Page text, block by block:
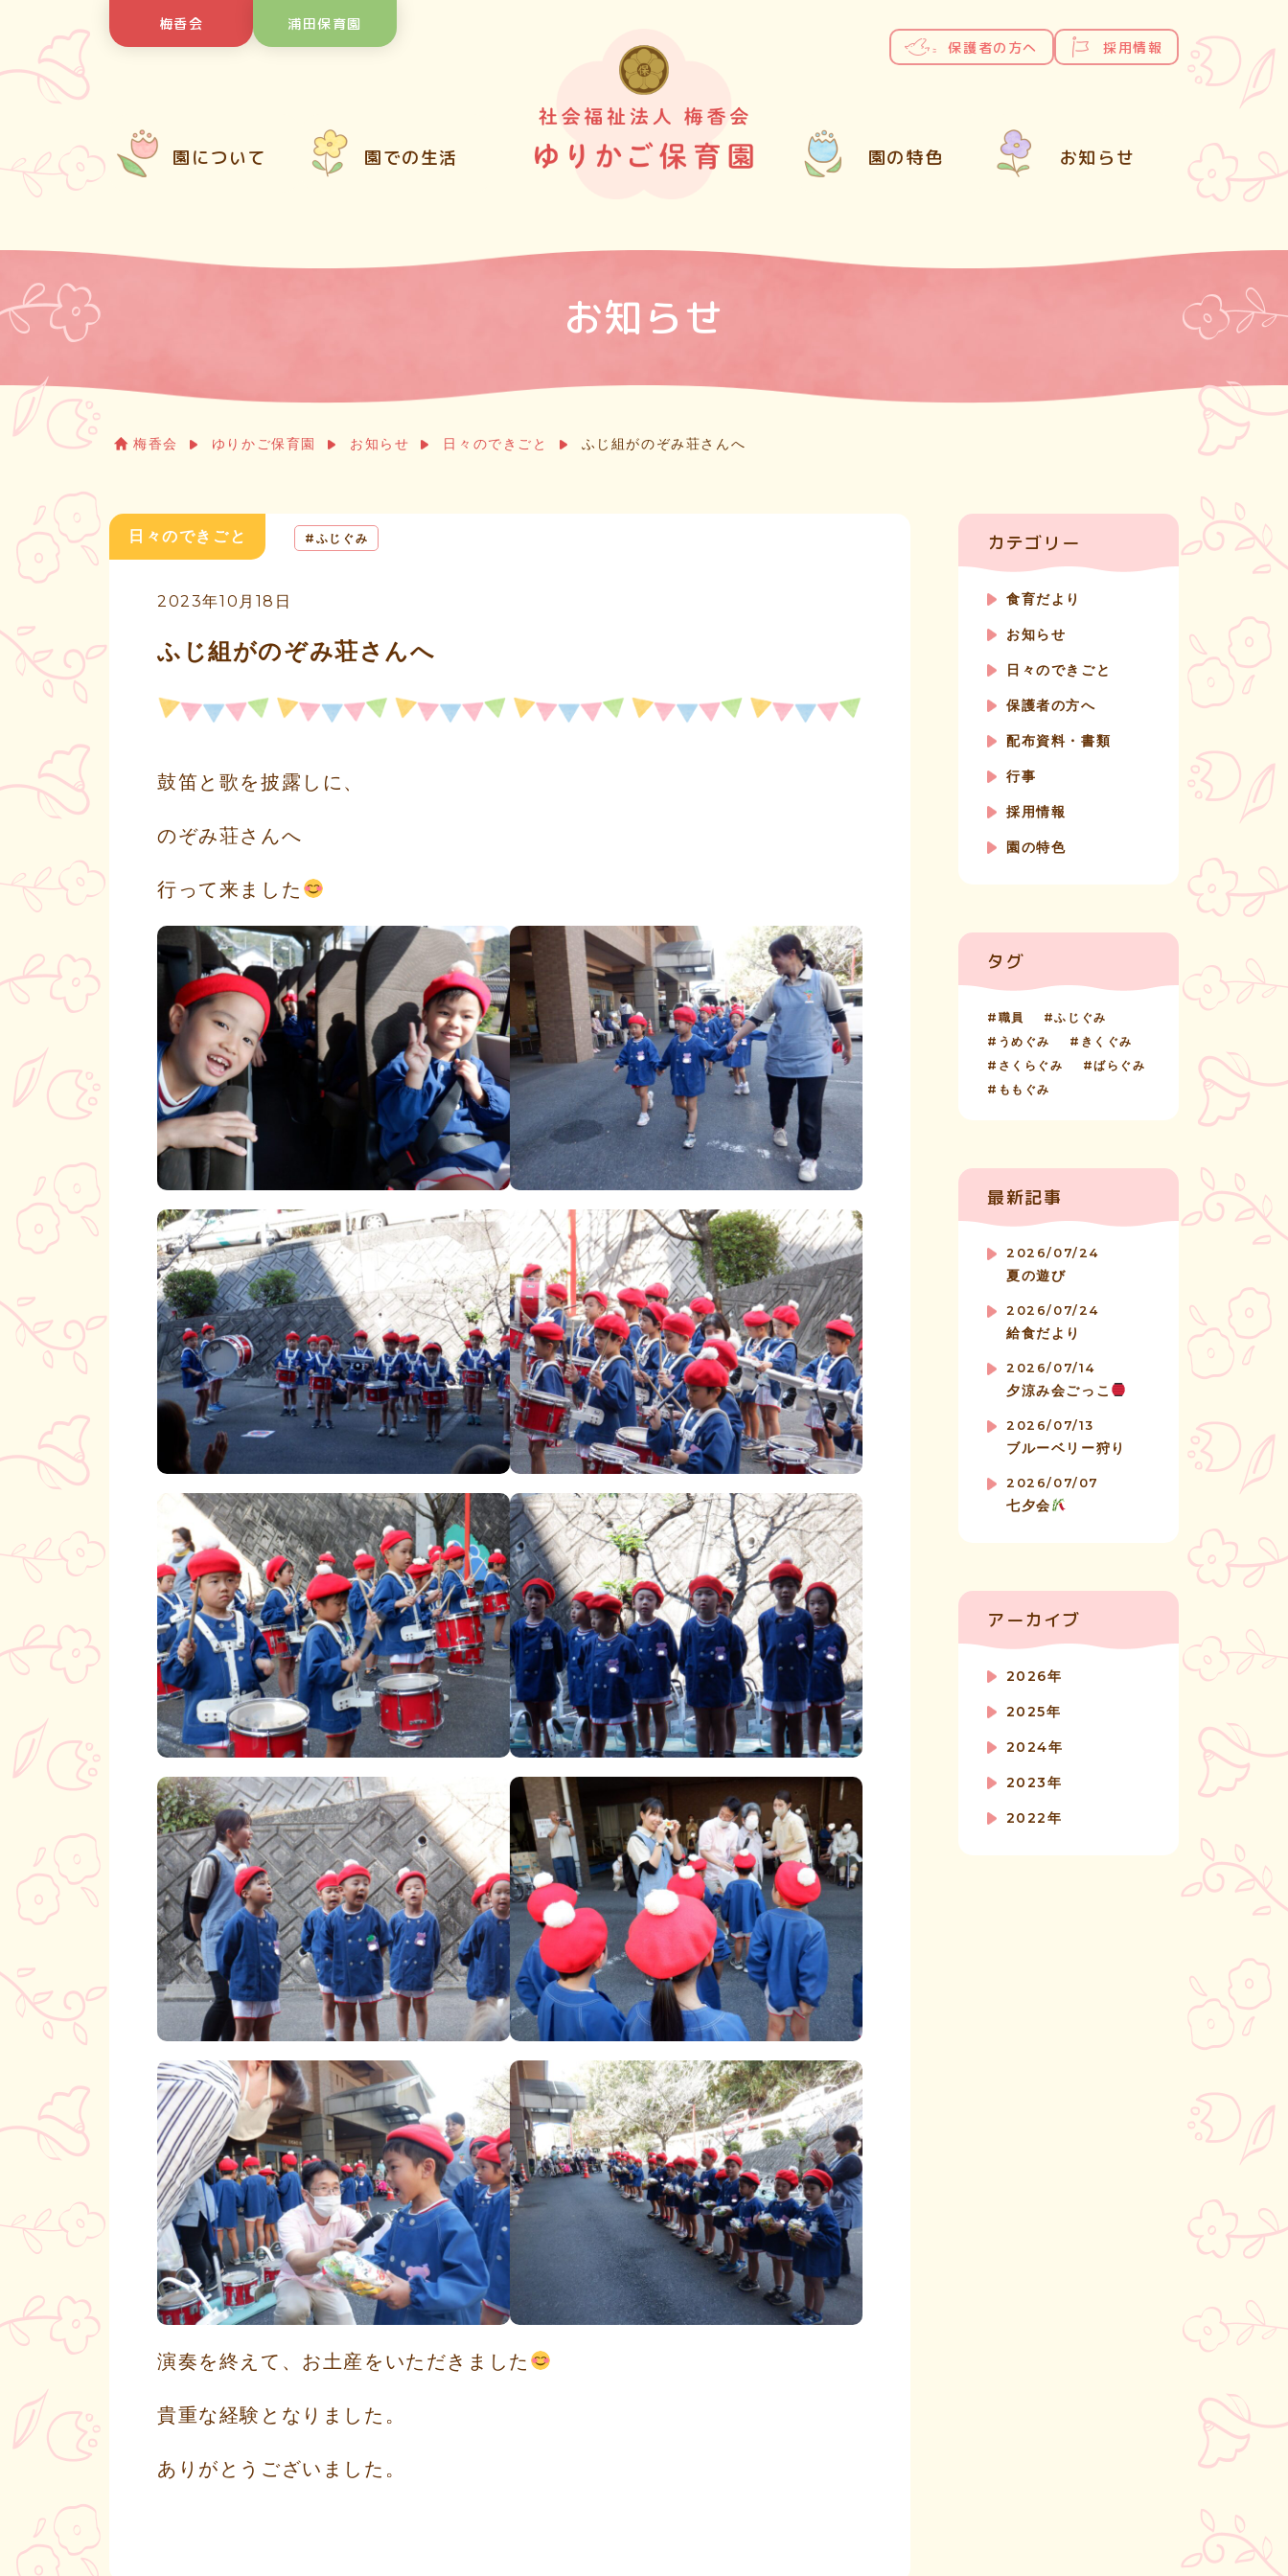
content
梅香会 浦田保育園
園について 園での生活 園の特色 お知らせ
保護者の方へ 採用情報
お知らせ
梅香会 ゆりかご保育園 お知らせ 日々のできごと ふじ組がのぞみ荘さんへ
日々のできごと ふじぐみ
2023年10月18日
ふじ組がのぞみ荘さんへ
鼓笛と歌を披露しに、
のぞみ荘さんへ
行って来ました
演奏を終えて、お土産をいただきました
貴重な経験となりました。
ありがとうございました。
カテゴリー
食育だより
お知らせ
日々のできごと
保護者の方へ
配布資料・書類
行事
採用情報
園の特色
タグ
職員
ふじぐみ
うめぐみ
きくぐみ
さくらぐみ
ばらぐみ
ももぐみ
最新記事
2026/07/24
夏の遊び
2026/07/24
給食だより
2026/07/14
夕涼み会ごっこ
2026/07/13
ブルーベリー狩り
2026/07/07
七夕会
アーカイブ
2026年
2025年
2024年
2023年
2022年